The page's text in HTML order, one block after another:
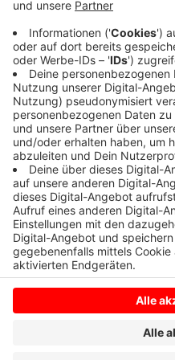
Dort hatte etwas in einer
Feuerwehr bekam die
lüftete kräftig durch und
wurde verletzt.
Anzeige
Anzeige